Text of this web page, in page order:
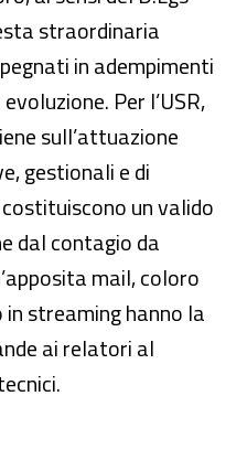
straordinaria
in adempimenti
Per l’USR,
sull’attuazione
gestionali e di
un valido
dal contagio da
mail, coloro
streaming hanno la
ai relatori al